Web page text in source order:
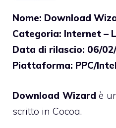
Nome: Download
Categoria: Internet –
Data di rilascio: 06/
Piattaforma: PPC/Intel
Download Wizard è
scritto in Cocoa.